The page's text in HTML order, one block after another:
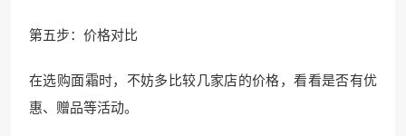
第五步：价格对比
在选购面霜时，不妨多比较几家店的价格，看看是否有优
惠、赠品等活动。